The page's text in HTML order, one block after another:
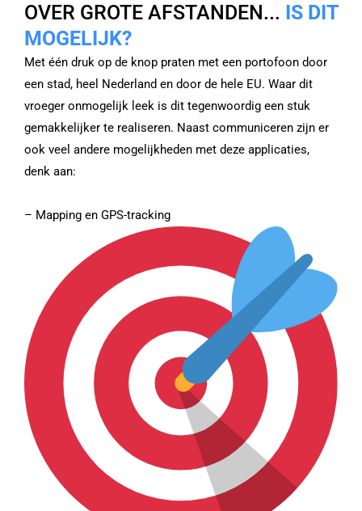
OVER GROTE AFSTANDEN... IS DIT
MOGELIJK?
Met één druk op de knop praten met een portofoon door
een stad, heel Nederland en door de hele EU. Waar dit
vroeger onmogelijk leek is dit tegenwoordig een stuk
gemakkelijker te realiseren. Naast communiceren zijn er
ook veel andere mogelijkheden met deze applicaties,
denk aan:
– Mapping en GPS-tracking